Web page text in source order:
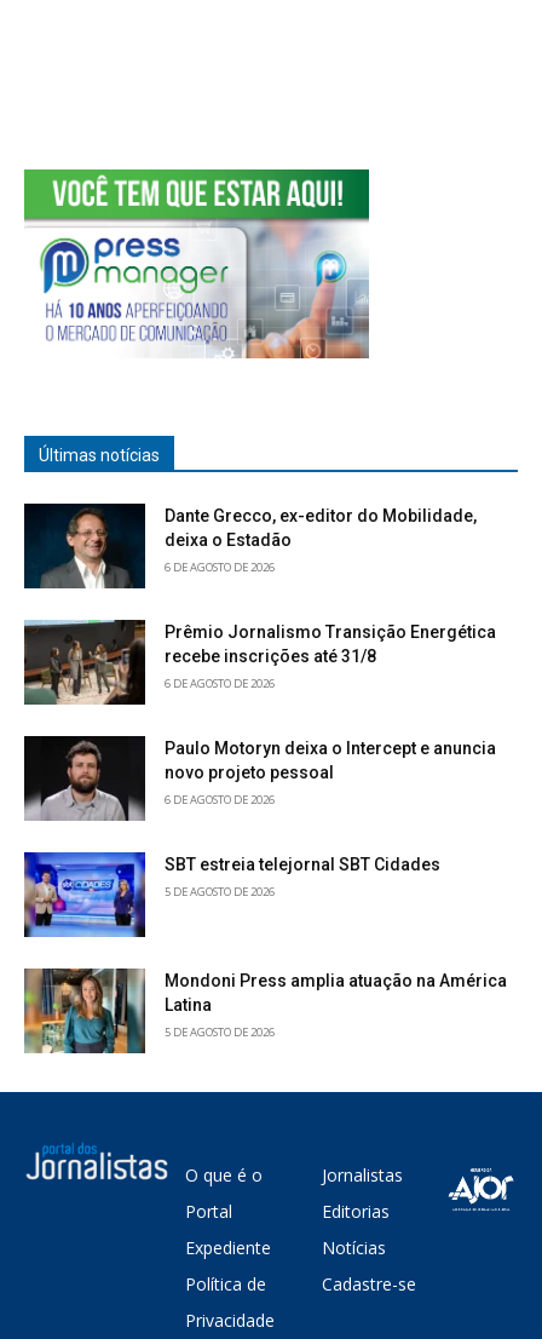
Últimas notícias
Dante Grecco, ex-editor do Mobilidade,
deixa o Estadão
6 DE AGOSTO DE 2026
Prêmio Jornalismo Transição Energética
recebe inscrições até 31/8
6 DE AGOSTO DE 2026
Paulo Motoryn deixa o Intercept e anuncia
novo projeto pessoal
6 DE AGOSTO DE 2026
SBT estreia telejornal SBT Cidades
5 DE AGOSTO DE 2026
Mondoni Press amplia atuação na América
Latina
5 DE AGOSTO DE 2026
O que é o
Portal
Expediente
Política de
Privacidade
Jornalistas
Editorias
Notícias
Cadastre-se